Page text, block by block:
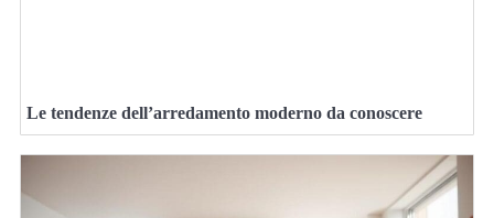
Le tendenze dell’arredamento moderno da conoscere